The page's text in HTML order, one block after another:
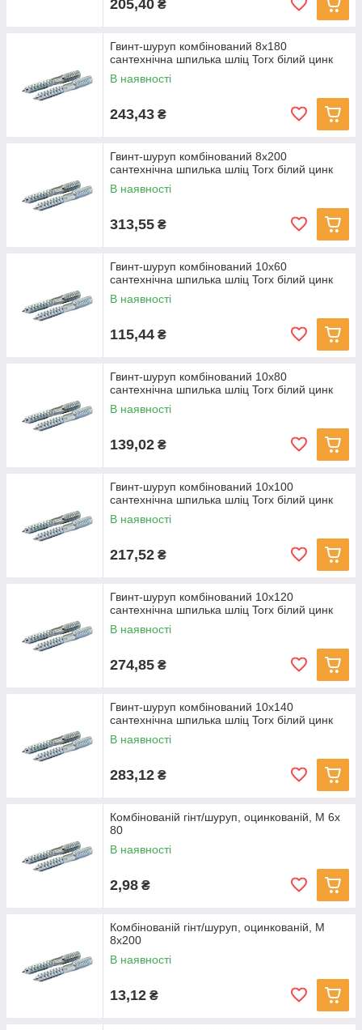
205,40 ₴
Гвинт-шуруп комбінований 8x180
сантехнічна шпилька шліц Torx білий цинк
В наявності
243,43 ₴
Гвинт-шуруп комбінований 8x200
сантехнічна шпилька шліц Torx білий цинк
В наявності
313,55 ₴
Гвинт-шуруп комбінований 10x60
сантехнічна шпилька шліц Torx білий цинк
В наявності
115,44 ₴
Гвинт-шуруп комбінований 10x80
сантехнічна шпилька шліц Torx білий цинк
В наявності
139,02 ₴
Гвинт-шуруп комбінований 10x100
сантехнічна шпилька шліц Torx білий цинк
В наявності
217,52 ₴
Гвинт-шуруп комбінований 10x120
сантехнічна шпилька шліц Torx білий цинк
В наявності
274,85 ₴
Гвинт-шуруп комбінований 10x140
сантехнічна шпилька шліц Torx білий цинк
В наявності
283,12 ₴
Комбінованій гінт/шуруп, оцинкованій, M 6x
80
В наявності
2,98 ₴
Комбінованій гінт/шуруп, оцинкованій, M
8x200
В наявності
13,12 ₴